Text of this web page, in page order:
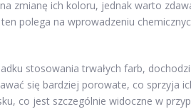
zmianę ich koloru, jednak warto
polega na wprowadzeniu
stosowania trwałych farb,
się bardziej porowate, co sprzyja
co jest szczególnie widoczne w